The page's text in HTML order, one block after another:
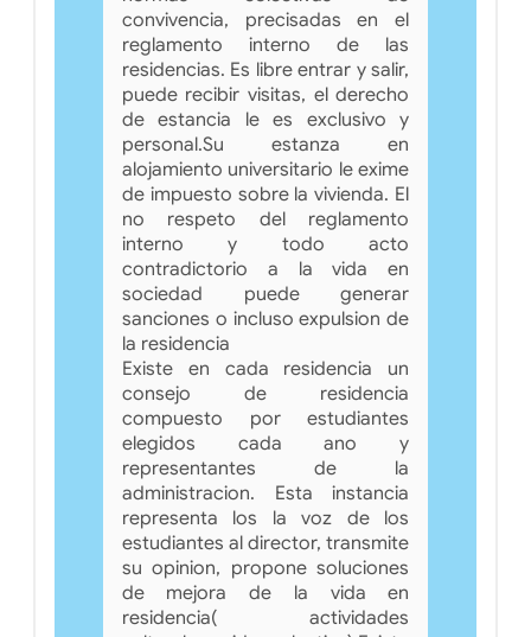
convivencia, precisadas en el
reglamento interno de las
residencias. Es libre entrar y salir,
puede recibir visitas, el derecho
de estancia le es exclusivo y
personal.Su estanza en
alojamiento universitario le exime
de impuesto sobre la vivienda. El
no respeto del reglamento
interno y todo acto
contradictorio a la vida en
sociedad puede generar
sanciones o incluso expulsion de
la residencia
Existe en cada residencia un
consejo de residencia
compuesto por estudiantes
elegidos cada ano y
representantes de la
administracion. Esta instancia
representa los la voz de los
estudiantes al director, transmite
su opinion, propone soluciones
de mejora de la vida en
residencia( actividades